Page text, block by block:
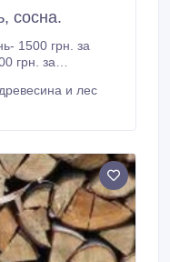
сосна.
1500 грн. за
грн. за
Харькову и
и
и лес